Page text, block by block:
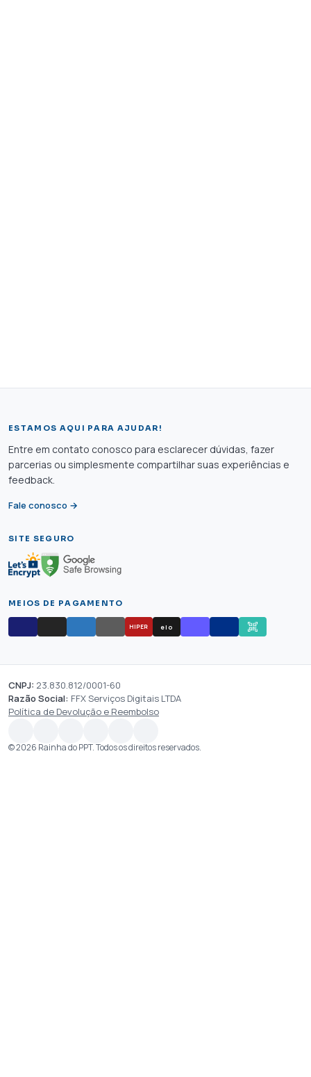
ESTAMOS AQUI PARA AJUDAR!
Entre em contato conosco para esclarecer dúvidas, fazer
parcerias ou simplesmente compartilhar suas experiências e
feedback.
Fale conosco →
SITE SEGURO
MEIOS DE PAGAMENTO
HIPER elo
CNPJ: 23.830.812/0001-60
Razão Social: FFX Serviços Digitais LTDA
Política de Devolução e Reembolso
© 2026 Rainha do PPT. Todos os direitos reservados.